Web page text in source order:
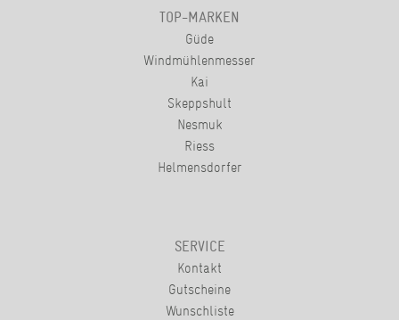
TOP-MARKEN
Güde
Windmühlenmesser
Kai
Skeppshult
Nesmuk
Riess
Helmensdorfer
SERVICE
Kontakt
Gutscheine
Wunschliste